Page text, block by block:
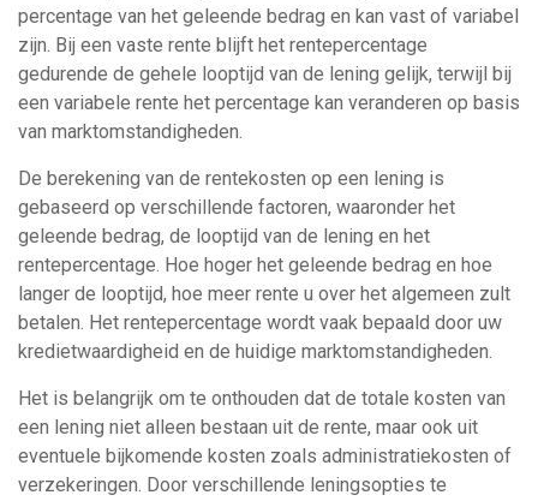
percentage van het geleende bedrag en kan vast of variabel
zijn. Bij een vaste rente blijft het rentepercentage
gedurende de gehele looptijd van de lening gelijk, terwijl bij
een variabele rente het percentage kan veranderen op basis
van marktomstandigheden.
De berekening van de rentekosten op een lening is
gebaseerd op verschillende factoren, waaronder het
geleende bedrag, de looptijd van de lening en het
rentepercentage. Hoe hoger het geleende bedrag en hoe
langer de looptijd, hoe meer rente u over het algemeen zult
betalen. Het rentepercentage wordt vaak bepaald door uw
kredietwaardigheid en de huidige marktomstandigheden.
Het is belangrijk om te onthouden dat de totale kosten van
een lening niet alleen bestaan uit de rente, maar ook uit
eventuele bijkomende kosten zoals administratiekosten of
verzekeringen. Door verschillende leningsopties te